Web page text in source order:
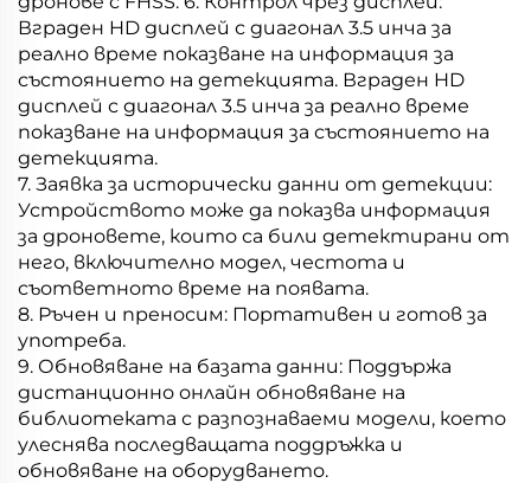
Вграден HD дисплей с диагонал 3.5 инча за
реално време показване на информация за
състоянието на детекцията. Вграден HD
дисплей с диагонал 3.5 инча за реално време
показване на информация за състоянието на
детекцията.
7. Заявка за исторически данни от детекции:
Устройството може да показва информация
за дроновете, които са били детектирани от
него, включително модел, честота и
съответното време на появата.
8. Ръчен и преносим: Портативен и готов за
употреба.
9. Обновяване на базата данни: Поддържа
дистанционно онлайн обновяване на
библиотеката с разпознаваеми модели, което
улеснява последващата поддръжка и
обновяване на оборудването.